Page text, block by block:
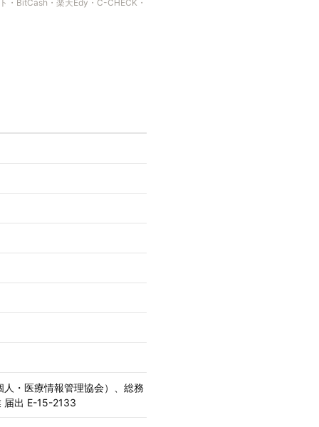
・BitCash・楽天Edy・C-CHECK・
・医療情報管理協会）、総務
届出 E-15-2133